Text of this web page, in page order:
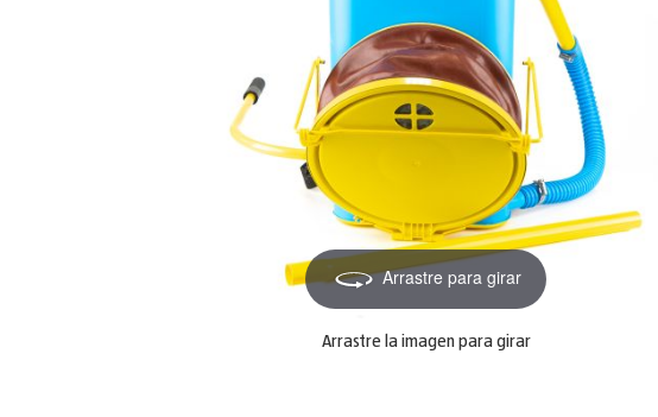
Arrastre para girar
Arrastre la imagen para girar